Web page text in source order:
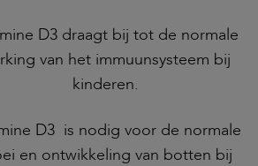
D3 draagt bij tot de normale
van het immuunsysteem bij
kinderen.
D3 is nodig voor de normale
en ontwikkeling van botten bij